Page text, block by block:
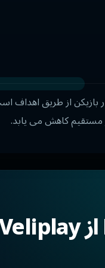
مستقیم کاهش می یابد.